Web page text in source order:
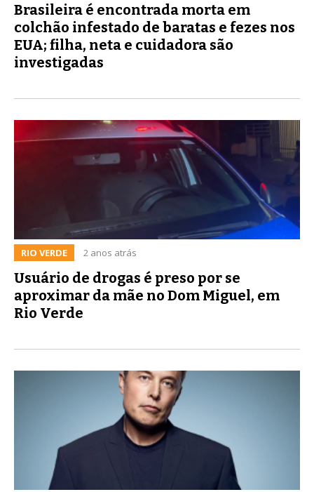
Brasileira é encontrada morta em
colchão infestado de baratas e fezes nos
EUA; filha, neta e cuidadora são
investigadas
RIO VERDE 2 anos atrás
Usuário de drogas é preso por se
aproximar da mãe no Dom Miguel, em
Rio Verde